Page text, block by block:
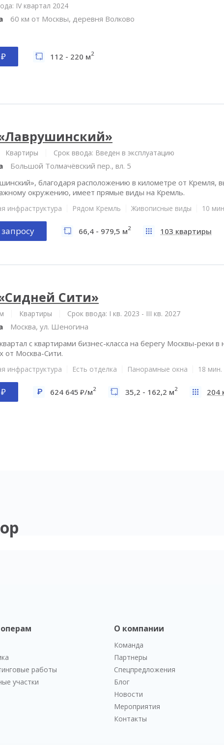
IV квартал 2024
60 км от Москвы, деревня Волково
112 - 220 м2
Квартиры Срок ввода: Введен в эксплуатацию
Большой Толмачёвский пер., вл. 5
благодаря расположению в километре от Кремля,
окружению, имеет прямые виды на Кремль.
инфраструктура Рядом Кремль Живописные виды 10
66,4 - 979,5 м2 103 квартиры
Сити»
Квартиры Срок ввода: I кв. 2023 - III кв. 2027
Москва, ул. Шеногина
с квартирами бизнес-класса на берегу Москвы-реки в
от Москва-Сити.
инфраструктура Есть отделка Панорамные окна 18
624 645 /м2 35,2 - 162,2 м2 204
работы
участки
О компании
Команда
Партнеры
Спецпредложения
Блог
Новости
Мероприятия
Контакты